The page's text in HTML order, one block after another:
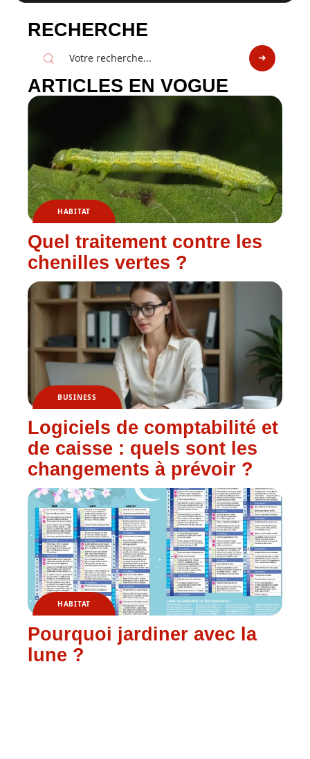
RECHERCHE
ARTICLES EN VOGUE
HABITAT
Quel traitement contre les
chenilles vertes ?
BUSINESS
Logiciels de comptabilité et
de caisse : quels sont les
changements à prévoir ?
HABITAT
Pourquoi jardiner avec la
lune ?